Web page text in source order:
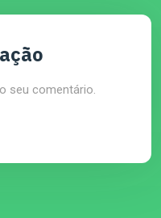
seu comentário.